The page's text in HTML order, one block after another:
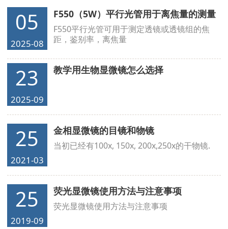
05
2025-08
F550（5W）平行光管用于离焦量的测量
F550平行光管可用于测定透镜或透镜组的焦
距，鉴别率，离焦量
23
2025-09
教学用生物显微镜怎么选择
25
2021-03
金相显微镜的目镜和物镜
当初已经有100x, 150x, 200x,250x的干物镜.
25
2019-09
荧光显微镜使用方法与注意事项
荧光显微镜使用方法与注意事项